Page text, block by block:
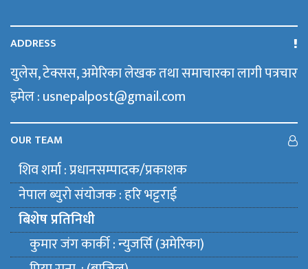
ADDRESS
युलेस, टेक्सस, अमेरिका लेखक तथा समाचारका लागी पत्रचार
इमेल : usnepalpost@gmail.com
OUR TEAM
शिव शर्मा : प्रधानसम्पादक/प्रकाशक
नेपाल ब्युराे संयाेजक : हरि भट्टराई
बिशेष प्रतिनिधी
कुमार जंग कार्की : न्युजर्सि (अमेरिका)